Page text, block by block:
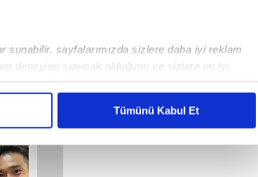
sayfalarımızda sizlere daha iyi reklam
deneyimi sunmak olduğunu ve sizlere en iyi
reklamların maliyetlerimizi karşılamak
üçüncü kişilere ait çerezler kullanılmaktadır. Bu
Tümünü Kabul Et